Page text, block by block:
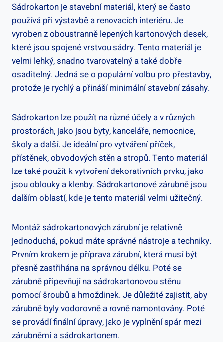
Sádrokarton je stavební materiál, který se často
používá při výstavbě a renovacích interiéru. Je
vyroben z oboustranně lepených kartonových desek,
které jsou spojené vrstvou sádry. Tento materiál je
velmi lehký, snadno tvarovatelný a také dobře
osaditelný. Jedná se o populární volbu pro přestavby,
protože je rychlý a přináší minimální stavební zásahy.
Sádrokarton lze použít na různé účely a v různých
prostorách, jako jsou byty, kanceláře, nemocnice,
školy a další. Je ideální pro vytváření příček,
přístěnek, obvodových stěn a stropů. Tento materiál
lze také použít k vytvoření dekorativních prvku, jako
jsou oblouky a klenby. Sádrokartonové zárubně jsou
dalším oblastí, kde je tento materiál velmi užitečný.
Montáž sádrokartonových zárubní je relativně
jednoduchá, pokud máte správné nástroje a techniky.
Prvním krokem je příprava zárubní, která musí být
přesně zastřihána na správnou délku. Poté se
zárubně připevňují na sádrokartonovou stěnu
pomocí šroubů a hmoždinek. Je důležité zajistit, aby
zárubně byly vodorovně a rovně namontovány. Poté
se provádí finální úpravy, jako je vyplnění spár mezi
zárubněmi a sádrokartonem.